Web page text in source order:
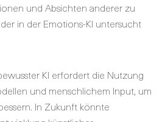
und Absichten anderer zu
in der Emotions-KI untersucht
KI erfordert die Nutzung
und menschlichem Input, um
In Zukunft könnte